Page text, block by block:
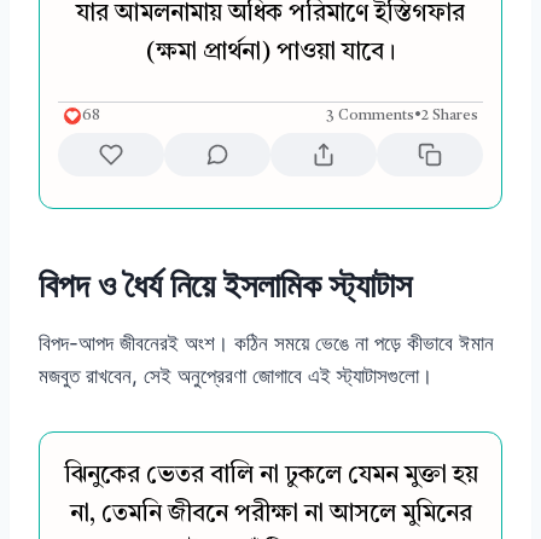
যার আমলনামায় অধিক পরিমাণে ইস্তিগফার
(ক্ষমা প্রার্থনা) পাওয়া যাবে।
68 3 Comments•2 Shares
বিপদ ও ধৈর্য নিয়ে ইসলামিক স্ট্যাটাস
বিপদ-আপদ জীবনেরই অংশ। কঠিন সময়ে ভেঙে না পড়ে কীভাবে ঈমান
মজবুত রাখবেন, সেই অনুপ্রেরণা জোগাবে এই স্ট্যাটাসগুলো।
ঝিনুকের ভেতর বালি না ঢুকলে যেমন মুক্তা হয়
না, তেমনি জীবনে পরীক্ষা না আসলে মুমিনের